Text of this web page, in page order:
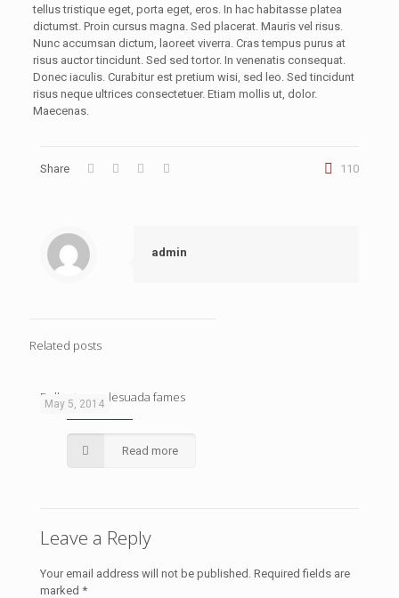
tellus tristique eget, porta eget, eros. In hac habitasse platea
dictumst. Proin cursus magna. Sed placerat. Mauris vel risus.
Nunc accumsan dictum, laoreet viverra. Cras tempus purus at
risus auctor tincidunt. Sed sed tortor. In venenatis consequat.
Donec iaculis. Curabitur est pretium wisi, sed leo. Sed tincidunt
risus neque ultrices consectetuer. Etiam mollis ut, dolor.
Maecenas.
Share 110
admin
Related posts
May 5, 2014
Pellentes malesuada fames
Read more
Leave a Reply
Your email address will not be published. Required fields are
marked *